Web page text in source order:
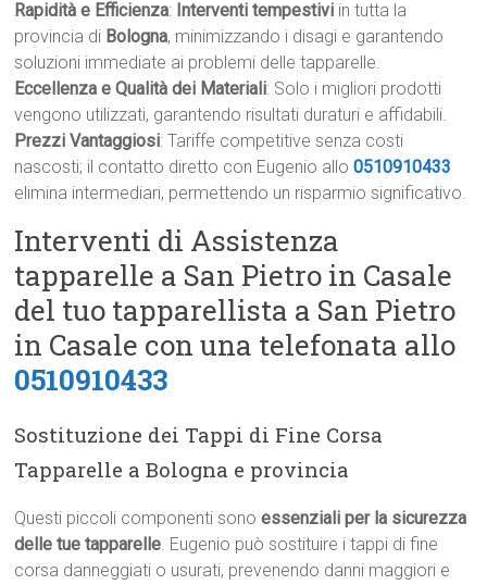
Rapidità e Efficienza: Interventi tempestivi in tutta la
provincia di Bologna, minimizzando i disagi e garantendo
soluzioni immediate ai problemi delle tapparelle.
Eccellenza e Qualità dei Materiali: Solo i migliori prodotti
vengono utilizzati, garantendo risultati duraturi e affidabili.
Prezzi Vantaggiosi: Tariffe competitive senza costi
nascosti; il contatto diretto con Eugenio allo0510910433
elimina intermediari, permettendo un risparmio significativo.
Interventi di Assistenza
tapparelle a San Pietro in Casale
del tuo tapparellista a San Pietro
in Casale con una telefonata allo
0510910433
Sostituzione dei Tappi di Fine Corsa
Tapparelle a Bologna e provincia
Questi piccoli componenti sonoessenziali per la sicurezza
delle tue tapparelle. Eugenio può sostituire i tappi di fine
corsa danneggiati o usurati, prevenendo danni maggiori e